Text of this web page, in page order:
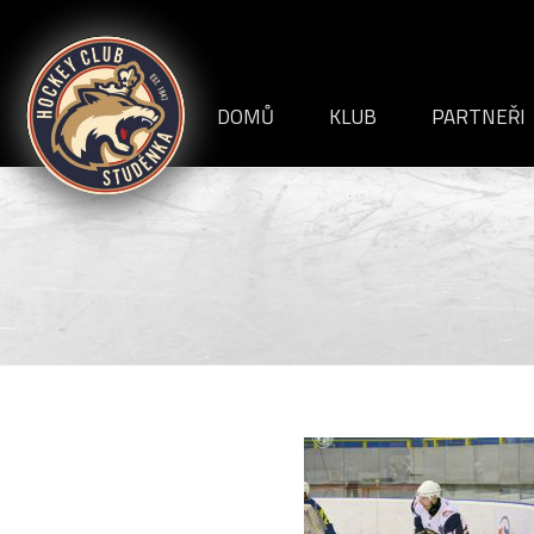
Studénka
DOMŮ KLUB
VEDENÍ KLUBU
REPORTÁŽE
PARTNEŘI